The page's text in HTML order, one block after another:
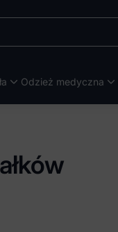
Odzież medyczna